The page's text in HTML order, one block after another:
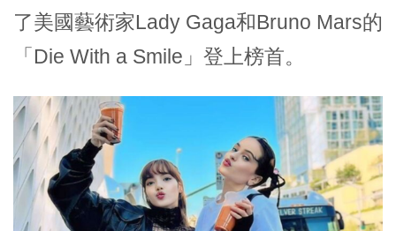
了美國藝術家Lady Gaga和Bruno Mars的
「Die With a Smile」登上榜首。